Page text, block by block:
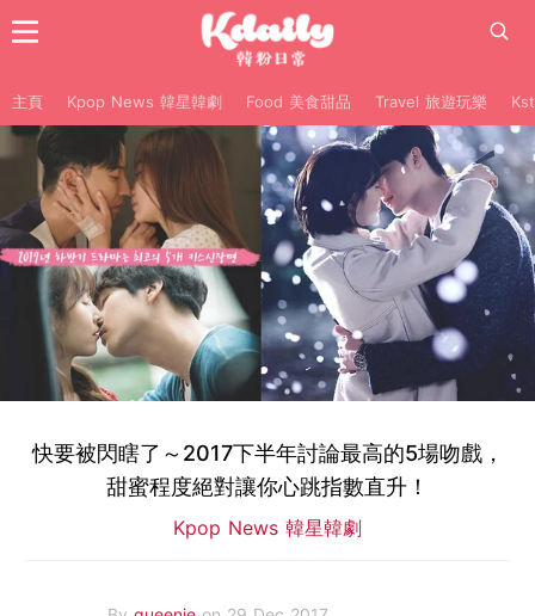
主頁 Kpop News 韓星韓劇 Food 美食甜品 Travel 旅遊玩樂
快要被閃瞎了～2017下半年討論最高的5場吻戲，
甜蜜程度絕對讓你心跳指數直升！
Kpop News 韓星韓劇